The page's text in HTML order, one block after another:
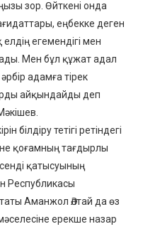
зор. Өйткені онда
еңбекке деген
егемендігі мен
Мен бұл құжат адал
адамға тірек
айқындайды деп
білдіру тетігі ретіндегі
қоғамның тағдырлы
қатысуының
Республикасы
Аманжол Әлтай да өз
мәселесіне ерекше назар